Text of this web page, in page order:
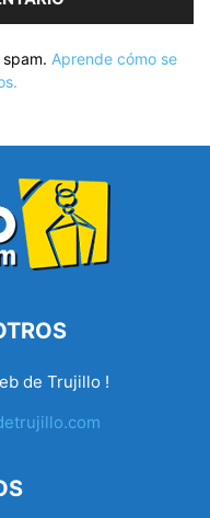
Aprende cómo se
de Trujillo !